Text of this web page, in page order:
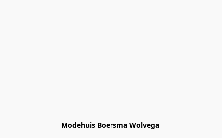
Modehuis Boersma Wolvega